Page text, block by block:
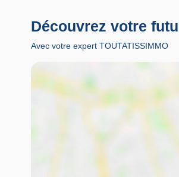
Découvrez votre
Avec votre expert TOUTATISSIMMO